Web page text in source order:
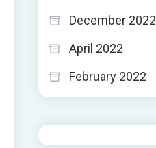
December 2022
April 2022
February 2022